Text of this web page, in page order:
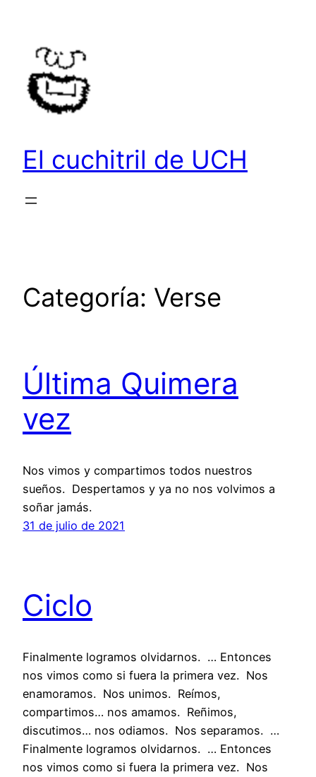
contenido
El cuchitril de UCH
Categoría: Verse
Última Quimera
vez
Nos vimos y compartimos todos nuestros
sueños. Despertamos y ya no nos volvimos a
soñar jamás.
31 de julio de 2021
Ciclo
Finalmente logramos olvidarnos. … Entonces
nos vimos como si fuera la primera vez. Nos
enamoramos. Nos unimos. Reímos,
compartimos… nos amamos. Reñimos,
discutimos… nos odiamos. Nos separamos. …
Finalmente logramos olvidarnos. … Entonces
nos vimos como si fuera la primera vez. Nos